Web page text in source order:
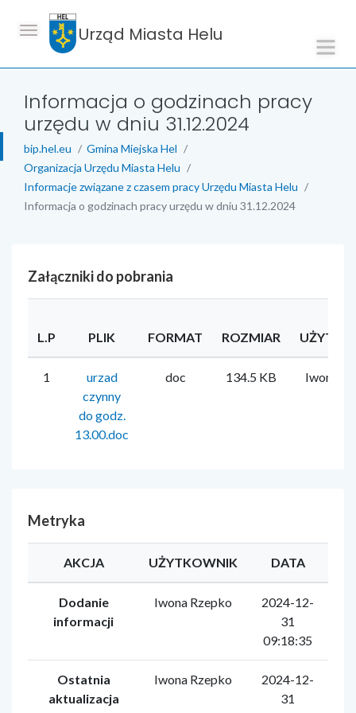
Urząd Miasta Helu
Informacja o godzinach pracy
urzędu w dniu 31.12.2024
bip.hel.eu
Gmina Miejska Hel
Organizacja Urzędu Miasta Helu
Informacje związane z czasem pracy Urzędu Miasta Helu
Informacja o godzinach pracy urzędu w dniu 31.12.2024
Załączniki do pobrania
L.P PLIK FORMAT ROZMIAR
1
urzad
czynny
do godz.
13.00.doc
doc 134.5 KB Iwona
Metryka
AKCJA UŻYTKOWNIK DATA
Dodanie
informacji
Iwona Rzepko
2024-12-
31
09:18:35
Ostatnia
aktualizacja
Iwona Rzepko
2024-12-
31